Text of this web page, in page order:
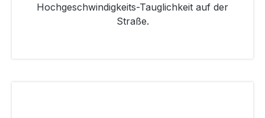
Hochgeschwindigkeits-Tauglichkeit auf der
Straße.